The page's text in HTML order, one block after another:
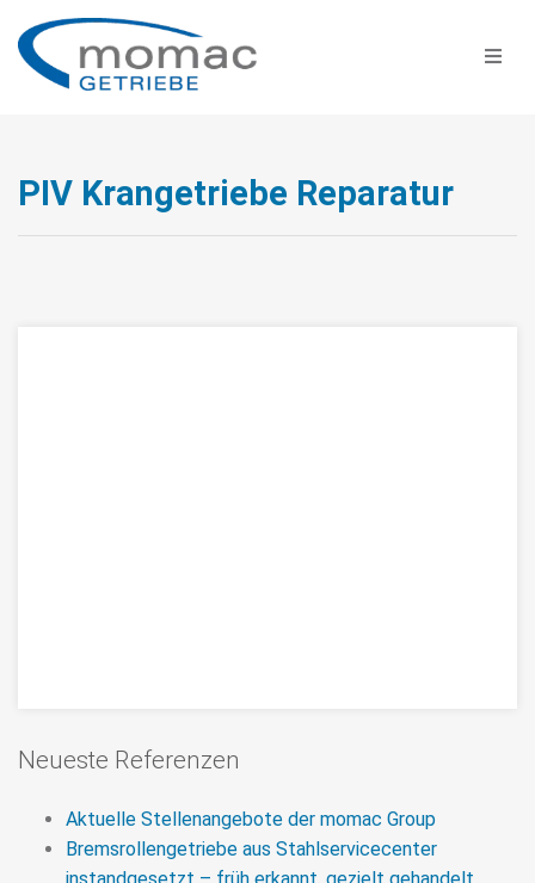
PIV Krangetriebe Reparatur
Instandsetzung PIV
Neufertigung von Verzahnung und
Getriebegehäuse
Neueste Referenzen
Aktuelle Stellenangebote der momac Group
Bremsrollengetriebe aus Stahlservicecenter